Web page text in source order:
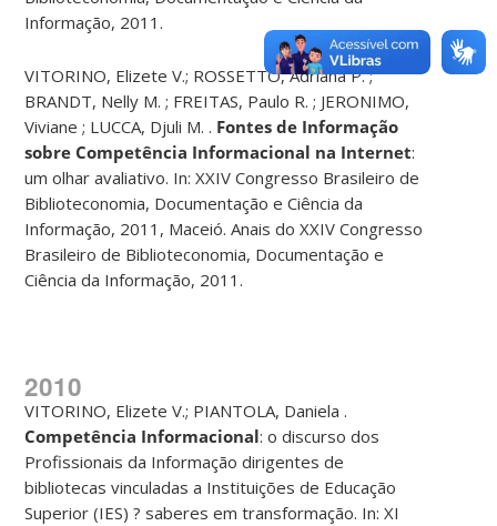
Informação, 2011.
VITORINO, Elizete V.; ROSSETTO, Adriana P. ;
BRANDT, Nelly M. ; FREITAS, Paulo R. ; JERONIMO,
Viviane ; LUCCA, Djuli M. . Fontes de Informação
sobre Competência Informacional na Internet:
um olhar avaliativo. In: XXIV Congresso Brasileiro de
Biblioteconomia, Documentação e Ciência da
Informação, 2011, Maceió. Anais do XXIV Congresso
Brasileiro de Biblioteconomia, Documentação e
Ciência da Informação, 2011.
2010
VITORINO, Elizete V.; PIANTOLA, Daniela .
Competência Informacional: o discurso dos
Profissionais da Informação dirigentes de
bibliotecas vinculadas a Instituições de Educação
Superior (IES) ? saberes em transformação. In: XI